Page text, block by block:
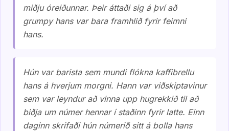
miðju óreiðunnar. Þeir áttaði sig á því að
grumpy hans var bara framhlið fyrir feimni
hans.
Hún var barista sem mundi flókna kaffibrellu
hans á hverjum morgni. Hann var viðskiptavinur
sem var leyndur að vinna upp hugrekkið til að
biðja um númer hennar í staðinn fyrir latte. Einn
daginn skrifaði hún númerið sitt á bolla hans